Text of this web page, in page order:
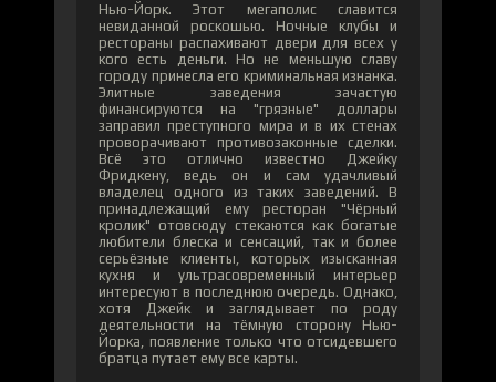
Нью-Йорк. Этот мегаполис славится
невиданной роскошью. Ночные клубы и
рестораны распахивают двери для всех у
кого есть деньги. Но не меньшую славу
городу принесла его криминальная изнанка.
Элитные заведения зачастую
финансируются на "грязные" доллары
заправил преступного мира и в их стенах
проворачивают противозаконные сделки.
Всё это отлично известно Джейку
Фридкену, ведь он и сам удачливый
владелец одного из таких заведений. В
принадлежащий ему ресторан "Чёрный
кролик" отовсюду стекаются как богатые
любители блеска и сенсаций, так и более
серьёзные клиенты, которых изысканная
кухня и ультрасовременный интерьер
интересуют в последнюю очередь. Однако,
хотя Джейк и заглядывает по роду
деятельности на тёмную сторону Нью-
Йорка, появление только что отсидевшего
братца путает ему все карты.